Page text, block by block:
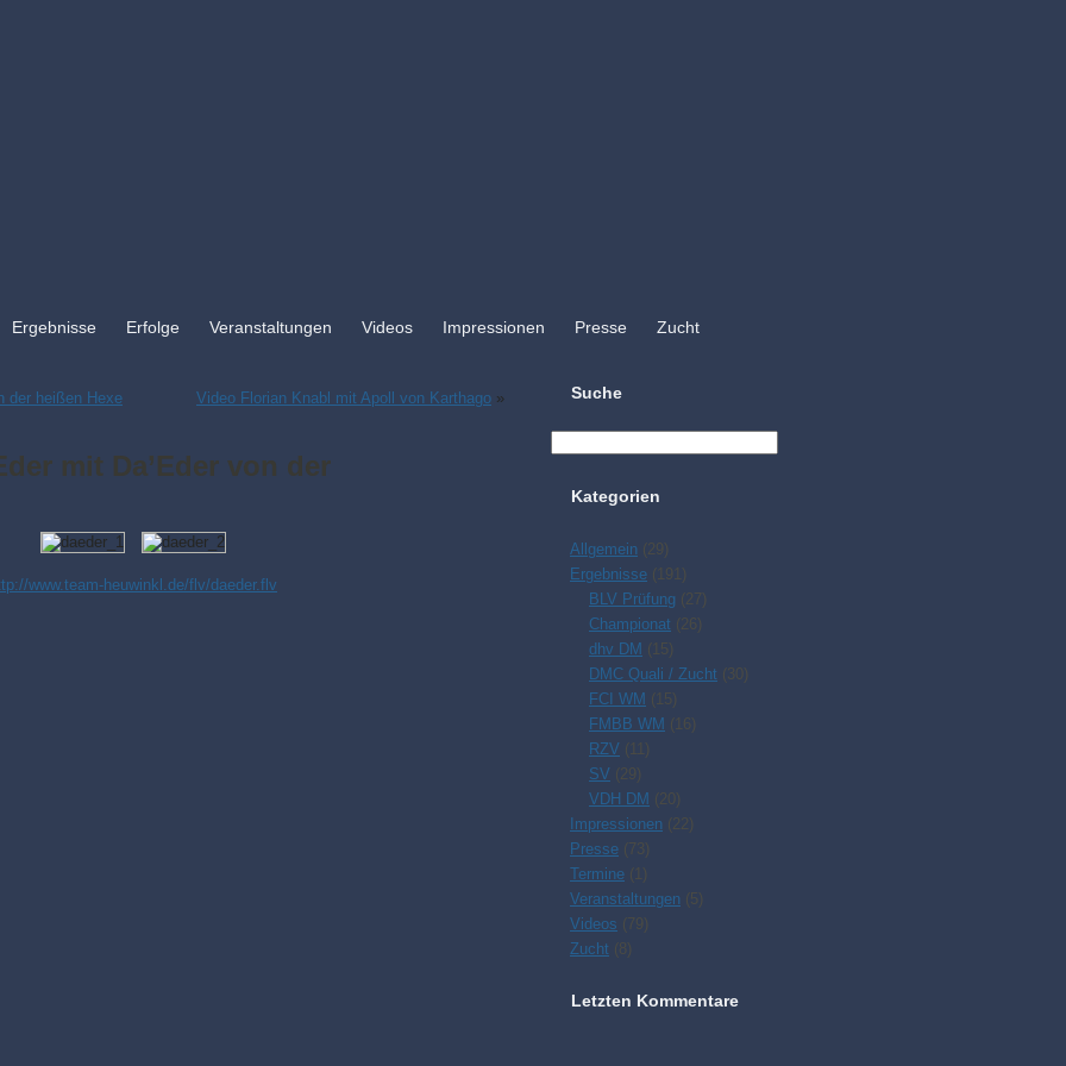
Ergebnisse Erfolge Veranstaltungen Videos Impressionen Presse Zucht
der heißen Hexe Video Florian Knabl mit Apoll von Karthago »
mit Da’Eder von der
www.team-heuwinkl.de/flv/daeder.flv
Suche
Kategorien
Allgemein (29)
Ergebnisse (191)
BLV Prüfung (27)
Championat (26)
dhv DM (15)
DMC Quali / Zucht (30)
FCI WM (15)
FMBB WM (16)
RZV (11)
SV (29)
VDH DM (20)
Impressionen (22)
Presse (73)
Termine (1)
Veranstaltungen (5)
Videos (79)
Zucht (8)
Letzten Kommentare